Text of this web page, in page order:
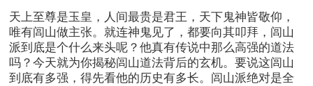
天上至尊是玉皇，人间最贵是君王，天下鬼神皆敬仰，
唯有闾山做主张。就连神鬼见了，都要向其叩拜，闾山
派到底是个什么来头呢？他真有传说中那么高强的道法
吗？今天就为你揭秘闾山道法背后的玄机。要说这闾山
到底有多强，得先看他的历史有多长。闾山派绝对是全